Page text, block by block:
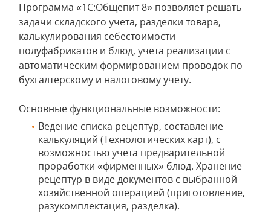
Программа «1C:Общепит 8» позволяет решать
задачи складского учета, разделки товара,
калькулирования себестоимости
полуфабрикатов и блюд, учета реализации с
автоматическим формированием проводок по
бухгалтерскому и налоговому учету.
Основные функциональные возможности:
Ведение списка рецептур, составление
калькуляций (Технологических карт), с
возможностью учета предварительной
проработки «фирменных» блюд. Хранение
рецептур в виде документов с выбранной
хозяйственной операцией (приготовление,
разукомплектация, разделка).